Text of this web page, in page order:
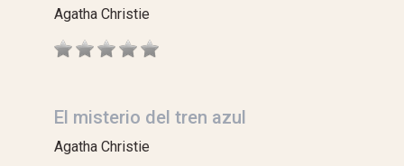
Agatha Christie
El misterio del tren azul
Agatha Christie